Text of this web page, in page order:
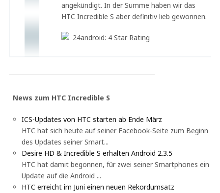
angekündigt. In der Summe haben wir das
HTC Incredible S aber definitiv lieb gewonnen.
News zum HTC Incredible S
ICS-Updates von HTC starten ab Ende März
HTC hat sich heute auf seiner Facebook-Seite zum Beginn
des Updates seiner Smart...
Desire HD & Incredible S erhalten Android 2.3.5
HTC hat damit begonnen, für zwei seiner Smartphones ein
Update auf die Android ...
HTC erreicht im Juni einen neuen Rekordumsatz